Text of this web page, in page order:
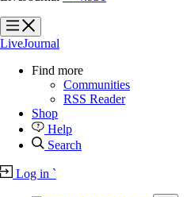
?
?
LiveJournal
Find more
Communities
RSS Reader
Shop
Help
Search
Log in `